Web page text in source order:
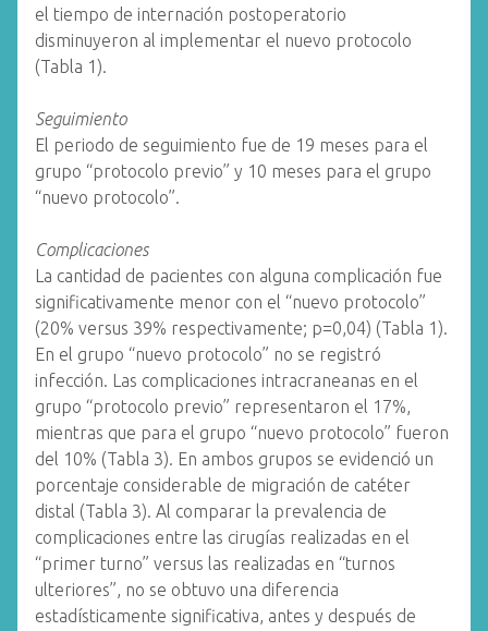
el tiempo de internación postoperatorio
disminuyeron al implementar el nuevo protocolo
(Tabla 1).
Seguimiento
El periodo de seguimiento fue de 19 meses para el
grupo “protocolo previo” y 10 meses para el grupo
“nuevo protocolo”.
Complicaciones
La cantidad de pacientes con alguna complicación fue
significativamente menor con el “nuevo protocolo”
(20% versus 39% respectivamente; p=0,04) (Tabla 1).
En el grupo “nuevo protocolo” no se registró
infección. Las complicaciones intracraneanas en el
grupo “protocolo previo” representaron el 17%,
mientras que para el grupo “nuevo protocolo” fueron
del 10% (Tabla 3). En ambos grupos se evidenció un
porcentaje considerable de migración de catéter
distal (Tabla 3). Al comparar la prevalencia de
complicaciones entre las cirugías realizadas en el
“primer turno” versus las realizadas en “turnos
ulteriores”, no se obtuvo una diferencia
estadísticamente significativa, antes y después de